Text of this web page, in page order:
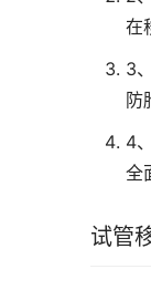
在
3
防
4
全
试管